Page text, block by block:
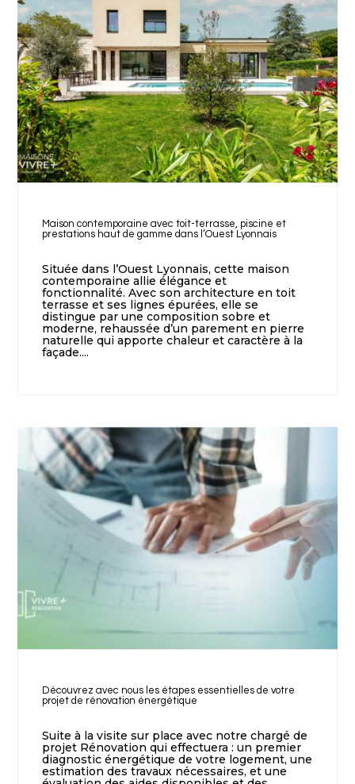
Maison contemporaine avec toit-terrasse, piscine et
prestations haut de gamme dans l’Ouest Lyonnais
Située dans l’Ouest Lyonnais, cette maison
contemporaine allie élégance et
fonctionnalité. Avec son architecture en toit
terrasse et ses lignes épurées, elle se
distingue par une composition sobre et
moderne, rehaussée d’un parement en pierre
naturelle qui apporte chaleur et caractère à la
façade....
Découvrez avec nous les étapes essentielles de votre
projet de rénovation énergétique
Suite à la visite sur place avec notre chargé de
projet Rénovation qui effectuera : un premier
diagnostic énergétique de votre logement, une
estimation des travaux nécessaires, et une